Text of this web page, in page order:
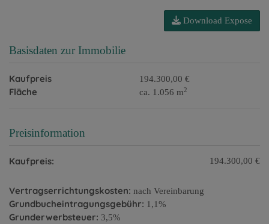
Download Expose
Basisdaten zur Immobilie
Kaufpreis 194.300,00 €
Fläche ca. 1.056 m2
Preisinformation
Kaufpreis: 194.300,00 €
Vertragserrichtungskosten: nach Vereinbarung
Grundbucheintragungsgebühr: 1,1%
Grunderwerbsteuer: 3,5%